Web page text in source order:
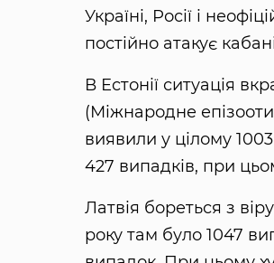
Україні, Росії і
постійно атакує
В Естонії ситуація
(Міжнародне
виявили у цілому
427 випадків, при
Латвія бореться з
року там було 1047